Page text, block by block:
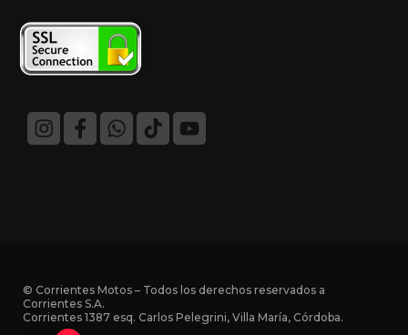
© Corrientes Motos – Todos los derechos reservados a
Corrientes S.A.
Corrientes 1387 esq. Carlos Pelegrini, Villa María, Córdoba.